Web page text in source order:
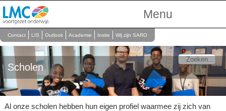
Menu
Over Ons
Scholen
Onderwijs
Contact LIS Outlook Academie Insite Wij zijn SARO
Scholen
Al onze scholen hebben hun eigen profiel waarmee zij zich van